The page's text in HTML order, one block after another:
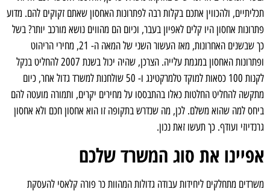
תכליתיים, ולהכווין אתכם בקלות רבה לפתרונות האחסון שאתם זקוקים להם. מדוע
פתרונות אחסון היו קלים לאפיון בעבר, וכיום הם מהווים נושא מורכב יותר? בשל
כך שבשנים האחרונות, מאז העשור השני של המאה ה- 21, מחירי הריהוט
ופתרונות האחסון במגמת עלייה. הצרכן, שהיה יכול בשנת 2007 להחליט בנקל
לקנות 100 כסאות למוקד טלמרקטינג ו- 50 שולחנות למשרד גדול אחר, כיום
מתקשה להחליט החלטות כאלו בהתבססו על מחירים יקרים, ותמורה מועטה להם
ביחס למה שהוא משלם. לכן, מה שנדרש בתקופה זו הוא אחסון חכם ולא אחסון
גרנדיוזי ועודף. כך תעשו זאת נכון.
אפיינו את סוג המשרד שלכם
משרדים מתחלקים ליחידות עבודה גדולות המהוות כר פורה קלאסי להעסקת